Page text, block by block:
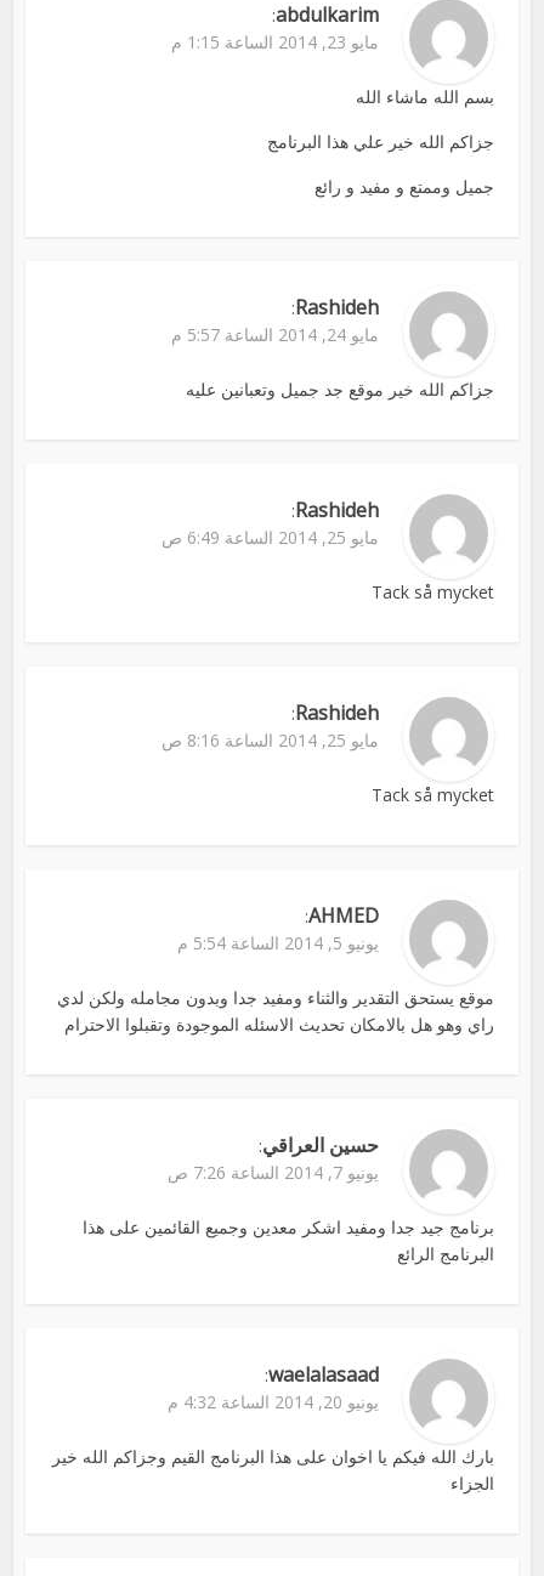
abdulkarim
:
مايو 23, 2014 الساعة 1:15 م
بسم الله ماشاء الله
جزاكم الله خير علي هذا البرنامج
جميل وممتع و مفيد و رائع
Rashideh
:
مايو 24, 2014 الساعة 5:57 م
جزاكم الله خير موقع جد جميل وتعبانين عليه
Rashideh
:
مايو 25, 2014 الساعة 6:49 ص
Tack så mycket
Rashideh
:
مايو 25, 2014 الساعة 8:16 ص
Tack så mycket
AHMED
:
يونيو 5, 2014 الساعة 5:54 م
موقع يستحق التقدير والثناء ومفيد جدا وبدون مجامله ولكن لدي
راي وهو هل بالامكان تحديث الاسئله الموجودة وتقبلوا الاحترام
حسين العراقي:
يونيو 7, 2014 الساعة 7:26 ص
برنامج جيد جدا ومفيد اشكر معدين وجميع القائمين على هذا
البرنامج الرائع
waelalasaad
:
يونيو 20, 2014 الساعة 4:32 م
بارك الله فيكم يا اخوان على هذا البرنامج القيم وجزاكم الله خير
الجزاء